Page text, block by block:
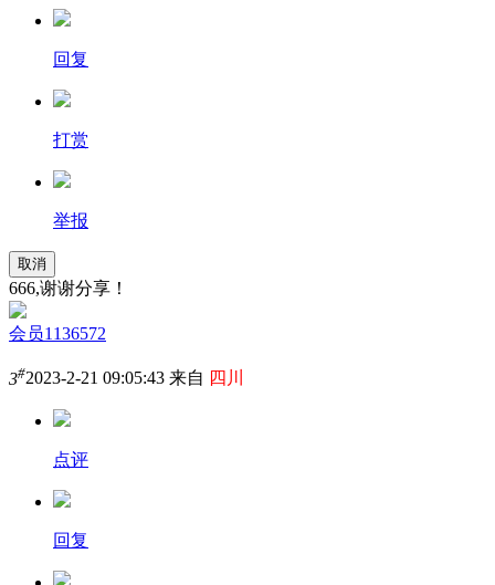
回复
打赏
举报
取消
666,谢谢分享！
会员1136572
3#2023-2-21 09:05:43 来自 四川
点评
回复